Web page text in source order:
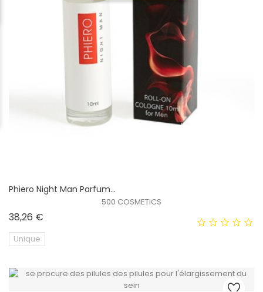
Phiero Night Man Parfum...
500 COSMETICS
38,26 €
Unique